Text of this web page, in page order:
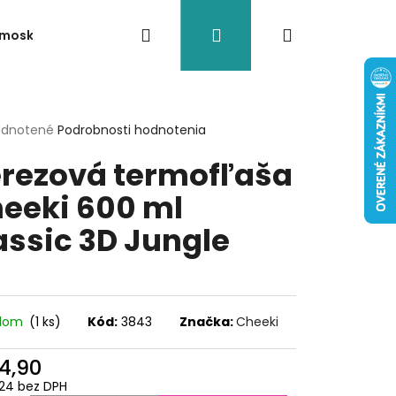
Akcia/Výpredaj Doplnky
Hľadať Prihlásenie
Podrobnosti hodnotenia
termofľaša
600 ml
3D Jungle
(1 ks) Kód: 3843 Značka:Cheeki
bez DPH ZÁTKA